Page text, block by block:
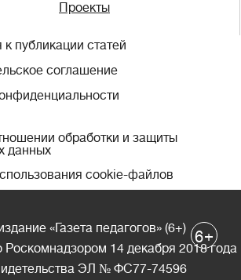
Проекты
публикации статей
соглашение
обработки и защиты
данных
cookie-файлов
«Газета педагогов» (6+)
Роскомнадзором 14 декабря 2018 года
ЭЛ № ФС77-74596
6+